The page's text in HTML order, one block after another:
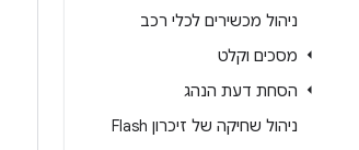
ניהול מכשירים לכלי רכב
מסכים וקלט
הסחת דעת הנהג
ניהול שחיקה של זיכרון Flash